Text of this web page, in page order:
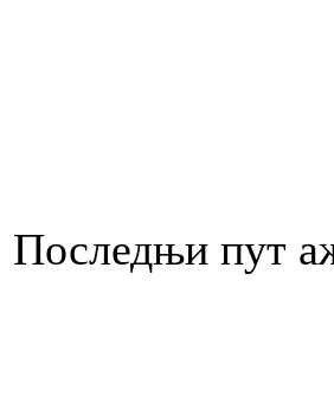
Последњи пут